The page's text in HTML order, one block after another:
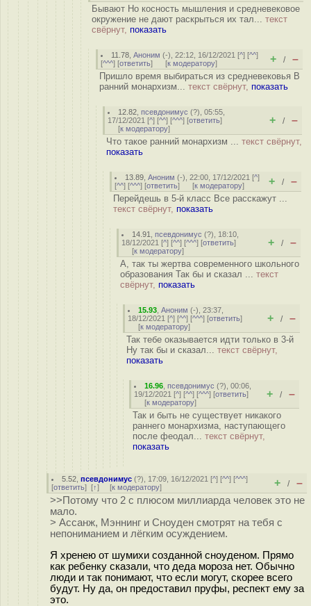
Бывают Но косность мышления и средневековое
окружение не дают раскрыться их тал... текст
свёрнут, показать
11.78 ,Аноним (-), 22:12, 16/12/2021 [^] [^^]
[^^^] [ответить] [к модератору] + / –
Пришло время выбираться из средневековья В
ранний монархизм... текст свёрнут, показать
12.82 ,псевдонимус (?), 05:55,
17/12/2021 [^] [^^] [^^^] [ответить]
[к модератору]
+ / –
Что такое ранний монархизм ... текст свёрнут,
показать
13.89 ,Аноним (-), 22:00, 17/12/2021 [^]
[^^] [^^^] [ответить] [к модератору] + / –
Перейдешь в 5-й класс Все расскажут ...
текст свёрнут, показать
14.91 ,псевдонимус (?), 18:10,
18/12/2021 [^] [^^] [^^^] [ответить]
[к модератору]
+ / –
А, так ты жертва современного школьного
образования Так бы и сказал ... текст
свёрнут, показать
15.93 ,Аноним (-), 23:37,
18/12/2021 [^] [^^] [^^^] [ответить]
[к модератору]
+ / –
Так тебе оказывается идти только в 3-й
Ну так бы и сказал... текст свёрнут,
показать
16.96 ,псевдонимус (?), 00:06,
19/12/2021 [^] [^^] [^^^] [ответить]
[к модератору]
+ / –
Так и быть не существует никакого
раннего монархизма, наступающего
после феодал... текст свёрнут,
показать
5.52 ,псевдонимус (?), 17:09, 16/12/2021 [^] [^^] [^^^]
[ответить] [↑] [к модератору] + / –
>>Потому что 2 с плюсом миллиарда человек это не
мало.
> Ассанж, Мэннинг и Сноуден смотрят на тебя с
непониманием и лёгким осуждением.
Я хренею от шумихи созданной сноуденом. Прямо
как ребенку сказали, что деда мороза нет. Обычно
люди и так понимают, что если могут, скорее всего
будут. Ну да, он предоставил пруфы, респект ему за
это.